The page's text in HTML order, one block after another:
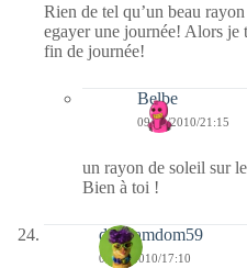
Rien de tel qu’un beau
egayer une journée! Alors je
fin de journée!
Belbe
09/03/2010/21:15
un rayon de soleil sur
Bien à toi !
dimdamdom59
09/03/2010/17:10